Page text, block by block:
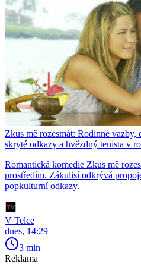
Zkus mě rozesmát: Rodinné
skryté odkazy a hvězdný tenista v
Romantická komedie Zkus mě
prostředím. Zákulisí odkrývá
popkulturní odkazy.
V Telce
dnes, 14:29
3 min
Reklama